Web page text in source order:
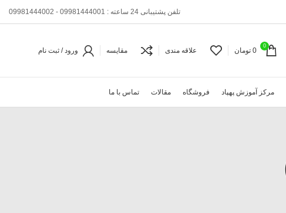
تلفن پشتیبانی 24 ساعته : 09981444001 - 09981444002
0
0 تومان علاقه مندی مقایسه ورود / ثبت نام
مرکز آموزش پهپاد فروشگاه مقالات تماس با ما